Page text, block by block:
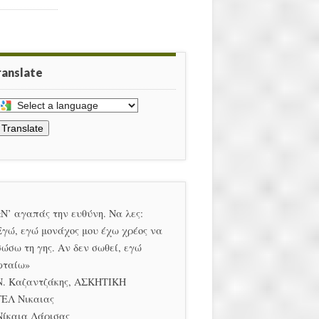
Select
page
Translate
αγαπάς την ευθύνη. Να λες:
εγώ μονάχος μου έχω χρέος να
τη γης. Αν δεν σωθεί, εγώ
Καζαντζάκης, ΑΣΚΗΤΙΚΗ
Νικαιας
Λάρισας